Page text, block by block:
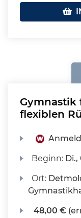
Gymnastik
flexiblen
Beginn: Di.,
Ort:
48,00 €